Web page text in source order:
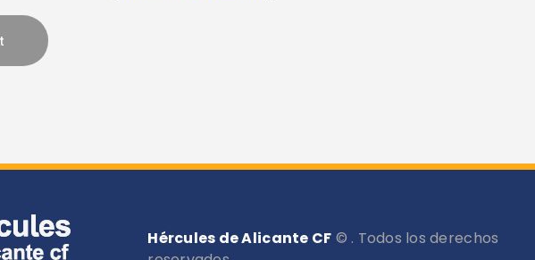
Hércules de Alicante CF © . Todos los derechos